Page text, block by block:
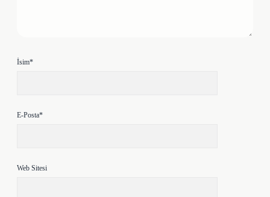
İsim*
E-Posta*
Web Sitesi